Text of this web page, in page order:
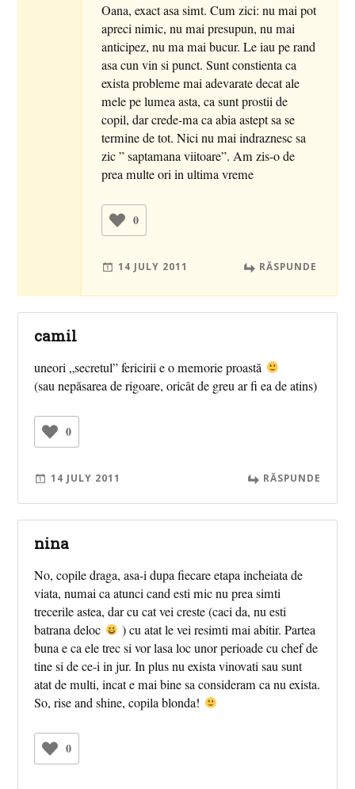
Oana, exact asa simt. Cum zici: nu mai pot
apreci nimic, nu mai presupun, nu mai
anticipez, nu ma mai bucur. Le iau pe rand
asa cun vin si punct. Sunt constienta ca
exista probleme mai adevarate decat ale
mele pe lumea asta, ca sunt prostii de
copil, dar crede-ma ca abia astept sa se
termine de tot. Nici nu mai indraznesc sa
zic ” saptamana viitoare”. Am zis-o de
prea multe ori in ultima vreme
0
14 JULY 2011 RĂSPUNDE
camil
uneori „secretul” fericirii e o memorie proastă
(sau nepăsarea de rigoare, oricât de greu ar fi ea de atins)
0
14 JULY 2011 RĂSPUNDE
nina
No, copile draga, asa-i dupa fiecare etapa incheiata de
viata, numai ca atunci cand esti mic nu prea simti
trecerile astea, dar cu cat vei creste (caci da, nu esti
batrana deloc
) cu atat le vei resimti mai abitir. Partea
buna e ca ele trec si vor lasa loc unor perioade cu chef de
tine si de ce-i in jur. In plus nu exista vinovati sau sunt
atat de multi, incat e mai bine sa consideram ca nu exista.
So, rise and shine, copila blonda!
0